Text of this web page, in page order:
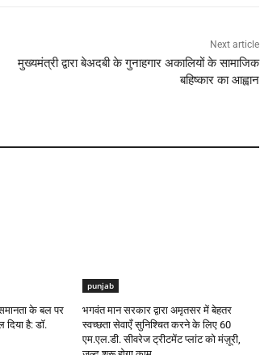
Next article
मुख्यमंत्री द्वारा बेअदबी के गुनाहगार अकालियों के सामाजिक
बहिष्कार का आह्वान
के बल पर
है: डॉ.
punjab
भगवंत मान सरकार द्वारा अमृतसर में बेहतर
स्वच्छता सेवाएँ सुनिश्चित करने के लिए 60
एम.एल.डी. सीवरेज ट्रीटमेंट प्लांट को मंज़ूरी,